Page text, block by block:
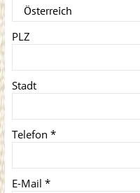
PLZ
Stadt
Telefon *
E-Mail *